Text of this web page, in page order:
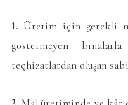
1. Üretim için gerekli
göstermeyen
teçhizatlardan oluşan